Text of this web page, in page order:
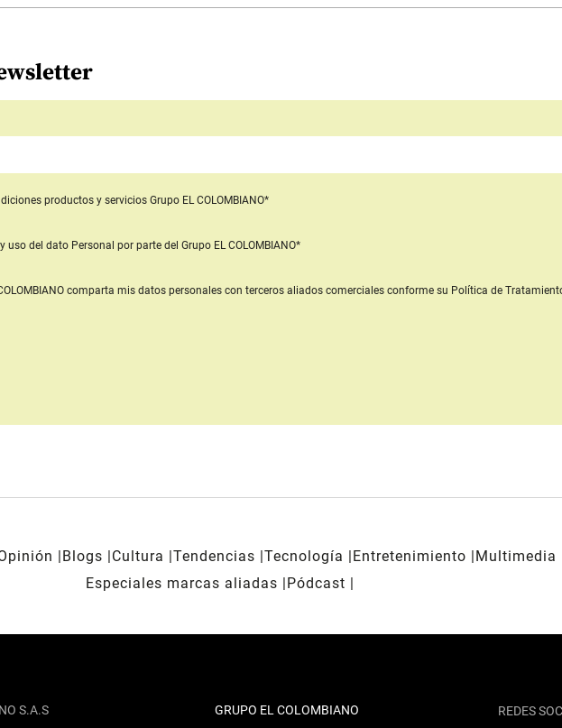
productos y servicios Grupo EL COLOMBIANO*
uso del dato Personal por parte del Grupo EL COLOMBIANO*
comparta mis datos personales con terceros aliados comercialesconforme su Política de
Blogs Cultura Tendencias Tecnología Entretenimiento Multimedia
Especiales marcas aliadas
Pódcast
S.A.S
GRUPO EL COLOMBIANO REDES